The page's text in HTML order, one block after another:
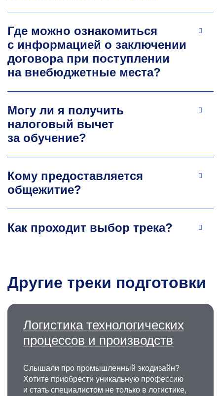
Андрей Владимирович
К.т.н., доцент кафедры металловедения
цветных металлов
Руководитель проектов РНФ, научный
руководитель выпускных квалификационных
работ и диссертаций на соискание ученой
более 100 публикаций, включая научные
статьи, монографии, учебные пособия,
объекты интеллектуальной собственности.
Научные интересы: исследование
и разработка высокотехнологичных
легированных редкоземельными металлами.
+7 495 955-01-34
Где можно ознакомиться
с информацией о заключении
договора при поступлении
на внебюджетные места?
Могу ли я получить
налоговый вычет
за обучение?
Кому предоставляется
общежитие?
Как проходит выбор трека?
Другие треки подготовки
Логистика технологических
процессов и производств
Слышали про промышленный экодизайн?
Хотите приобрести уникальную профессию
и стать специалистом не только в логистике,